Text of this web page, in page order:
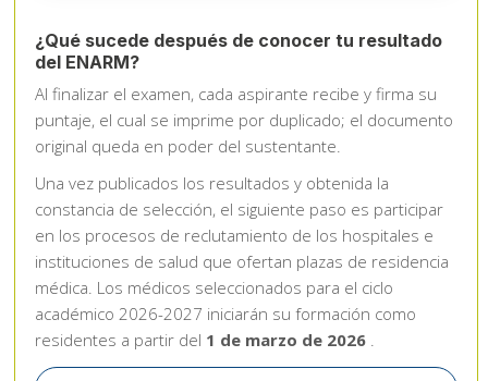
¿Qué sucede después de conocer tu resultado
del ENARM?
Al finalizar el examen, cada aspirante recibe y firma su
puntaje, el cual se imprime por duplicado; el documento
original queda en poder del sustentante.
Una vez publicados los resultados y obtenida la
constancia de selección, el siguiente paso es participar
en los procesos de reclutamiento de los hospitales e
instituciones de salud que ofertan plazas de residencia
médica. Los médicos seleccionados para el ciclo
académico 2026-2027 iniciarán su formación como
residentes a partir del 1 de marzo de 2026 .